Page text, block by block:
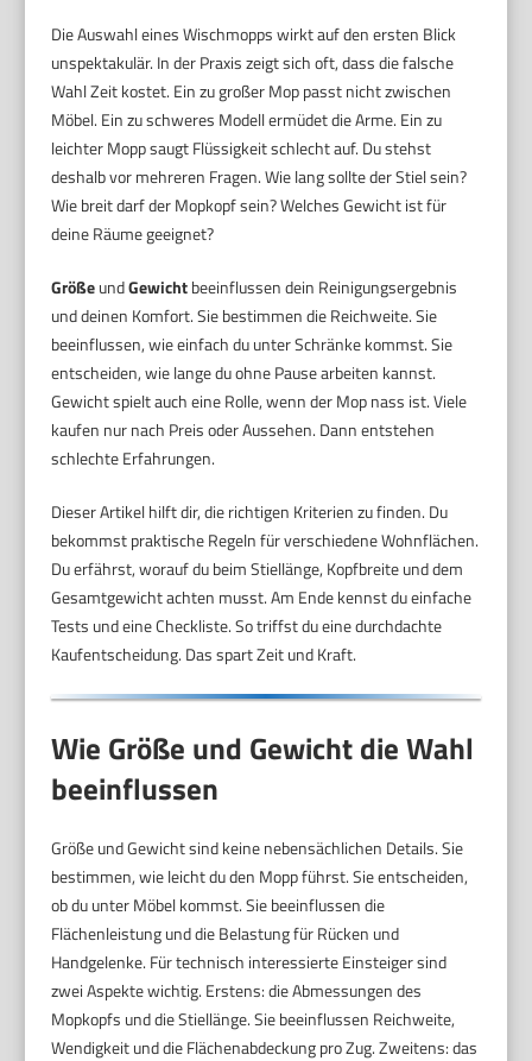
Die Auswahl eines Wischmopps wirkt auf den ersten Blick
unspektakulär. In der Praxis zeigt sich oft, dass die falsche
Wahl Zeit kostet. Ein zu großer Mop passt nicht zwischen
Möbel. Ein zu schweres Modell ermüdet die Arme. Ein zu
leichter Mopp saugt Flüssigkeit schlecht auf. Du stehst
deshalb vor mehreren Fragen. Wie lang sollte der Stiel sein?
Wie breit darf der Mopkopf sein? Welches Gewicht ist für
deine Räume geeignet?
GrößeundGewichtbeeinflussen dein Reinigungsergebnis
und deinen Komfort. Sie bestimmen die Reichweite. Sie
beeinflussen, wie einfach du unter Schränke kommst. Sie
entscheiden, wie lange du ohne Pause arbeiten kannst.
Gewicht spielt auch eine Rolle, wenn der Mop nass ist. Viele
kaufen nur nach Preis oder Aussehen. Dann entstehen
schlechte Erfahrungen.
Dieser Artikel hilft dir, die richtigen Kriterien zu finden. Du
bekommst praktische Regeln für verschiedene Wohnflächen.
Du erfährst, worauf du beim Stiellänge, Kopfbreite und dem
Gesamtgewicht achten musst. Am Ende kennst du einfache
Tests und eine Checkliste. So triffst du eine durchdachte
Kaufentscheidung. Das spart Zeit und Kraft.
Wie Größe und Gewicht die Wahl
beeinflussen
Größe und Gewicht sind keine nebensächlichen Details. Sie
bestimmen, wie leicht du den Mopp führst. Sie entscheiden,
ob du unter Möbel kommst. Sie beeinflussen die
Flächenleistung und die Belastung für Rücken und
Handgelenke. Für technisch interessierte Einsteiger sind
zwei Aspekte wichtig. Erstens: die Abmessungen des
Mopkopfs und die Stiellänge. Sie beeinflussen Reichweite,
Wendigkeit und die Flächenabdeckung pro Zug. Zweitens: das